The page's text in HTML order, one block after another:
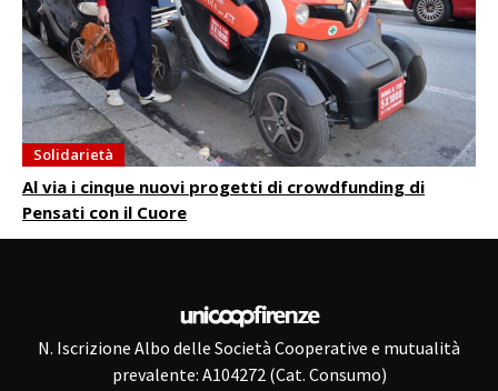
Solidarietà
Al via i cinque nuovi progetti di crowdfunding di
Pensati con il Cuore
N. Iscrizione Albo delle Società Cooperative e mutualità
prevalente: A104272 (Cat. Consumo)